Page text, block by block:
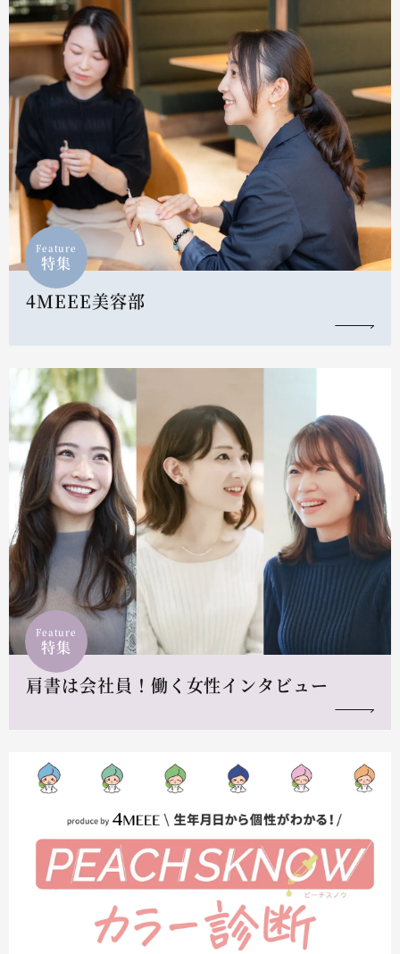
Feature
特集
4MEEE美容部
Feature
特集
肩書は会社員！働く女性インタビュー